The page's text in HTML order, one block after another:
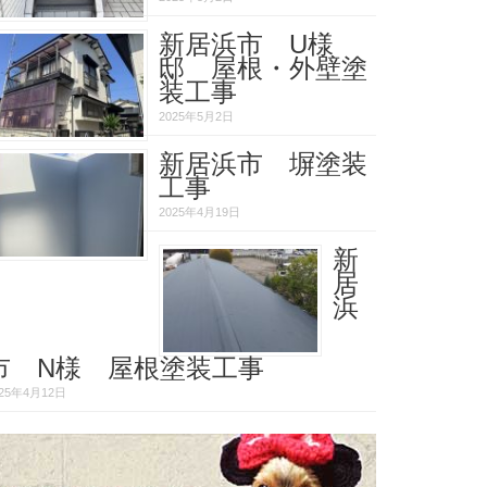
新居浜市 U様
邸 屋根・外壁塗
装工事
2025年5月2日
新居浜市 塀塗装
工事
2025年4月19日
新
居
浜
N様 屋根塗装工事
年4月12日